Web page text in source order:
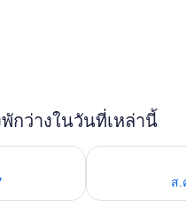
กว่างในวันที่เหล่านี้
นคืนนี้ ส.ค. 6 - ส.ค. 7
ส.
ตรวจสอบจำนว